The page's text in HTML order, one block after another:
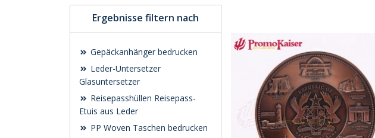
Ergebnisse filtern nach
Gepäckanhänger bedrucken
Leder-Untersetzer
Glasuntersetzer
Reisepasshüllen Reisepass-
Etuis aus Leder
PP Woven Taschen bedrucken